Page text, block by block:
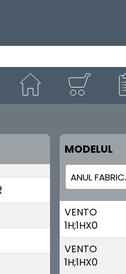
MODELUL
VENTO
1H;1HX0
VENTO
1H;1HX0